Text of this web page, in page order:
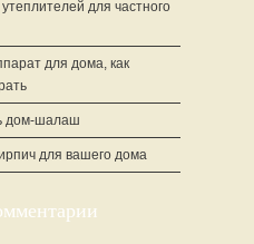
для частного
для дома, как
дом-шалаш
для вашего дома